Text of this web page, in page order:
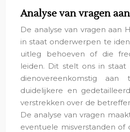
Analyse van vragen
De analyse van vragen aan
in staat onderwerpen te
uitleg behoeven of die
leiden. Dit stelt ons in
dienovereenkomstig
duidelijkere en
verstrekken over de
De analyse van vragen
eventuele misverstanden of